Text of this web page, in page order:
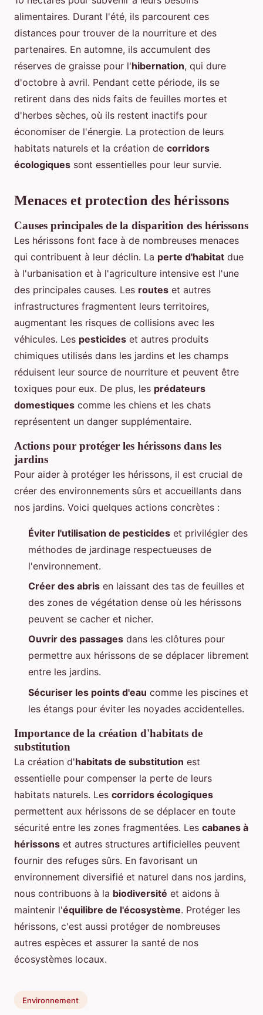
alimentaires. Durant l'été, ils parcourent ces
distances pour trouver de la nourriture et des
partenaires. En automne, ils accumulent des
réserves de graisse pour l'hibernation, qui dure
d'octobre à avril. Pendant cette période, ils se
retirent dans des nids faits de feuilles mortes et
d'herbes sèches, où ils restent inactifs pour
économiser de l'énergie. La protection de leurs
habitats naturels et la création de corridors
écologiques sont essentielles pour leur survie.
Menaces et protection des hérissons
Causes principales de la disparition des hérissons
Les hérissons font face à de nombreuses menaces
qui contribuent à leur déclin. La perte d'habitat due
à l'urbanisation et à l'agriculture intensive est l'une
des principales causes. Les routes et autres
infrastructures fragmentent leurs territoires,
augmentant les risques de collisions avec les
véhicules. Les pesticides et autres produits
chimiques utilisés dans les jardins et les champs
réduisent leur source de nourriture et peuvent être
toxiques pour eux. De plus, les prédateurs
domestiques comme les chiens et les chats
représentent un danger supplémentaire.
Actions pour protéger les hérissons dans les
jardins
Pour aider à protéger les hérissons, il est crucial de
créer des environnements sûrs et accueillants dans
nos jardins. Voici quelques actions concrètes :
Éviter l'utilisation de pesticides et privilégier des
méthodes de jardinage respectueuses de
l'environnement.
Créer des abris en laissant des tas de feuilles et
des zones de végétation dense où les hérissons
peuvent se cacher et nicher.
Ouvrir des passages dans les clôtures pour
permettre aux hérissons de se déplacer librement
entre les jardins.
Sécuriser les points d'eau comme les piscines et
les étangs pour éviter les noyades accidentelles.
Importance de la création d'habitats de
substitution
La création d'habitats de substitution est
essentielle pour compenser la perte de leurs
habitats naturels. Les corridors écologiques
permettent aux hérissons de se déplacer en toute
sécurité entre les zones fragmentées. Les cabanes à
hérissons et autres structures artificielles peuvent
fournir des refuges sûrs. En favorisant un
environnement diversifié et naturel dans nos jardins,
nous contribuons à la biodiversité et aidons à
maintenir l'équilibre de l'écosystème. Protéger les
hérissons, c'est aussi protéger de nombreuses
autres espèces et assurer la santé de nos
écosystèmes locaux.
Environnement